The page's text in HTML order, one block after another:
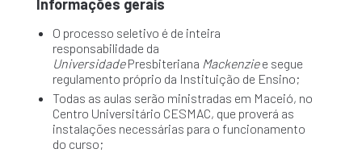
Informações gerais
O processo seletivo é de inteira
responsabilidade da
UniversidadePresbiteriana Mackenziee segue
regulamento próprio da Instituição de Ensino;
Todas as aulas serão ministradas em Maceió, no
Centro Universitário CESMAC, que proverá as
instalações necessárias para o funcionamento
do curso;